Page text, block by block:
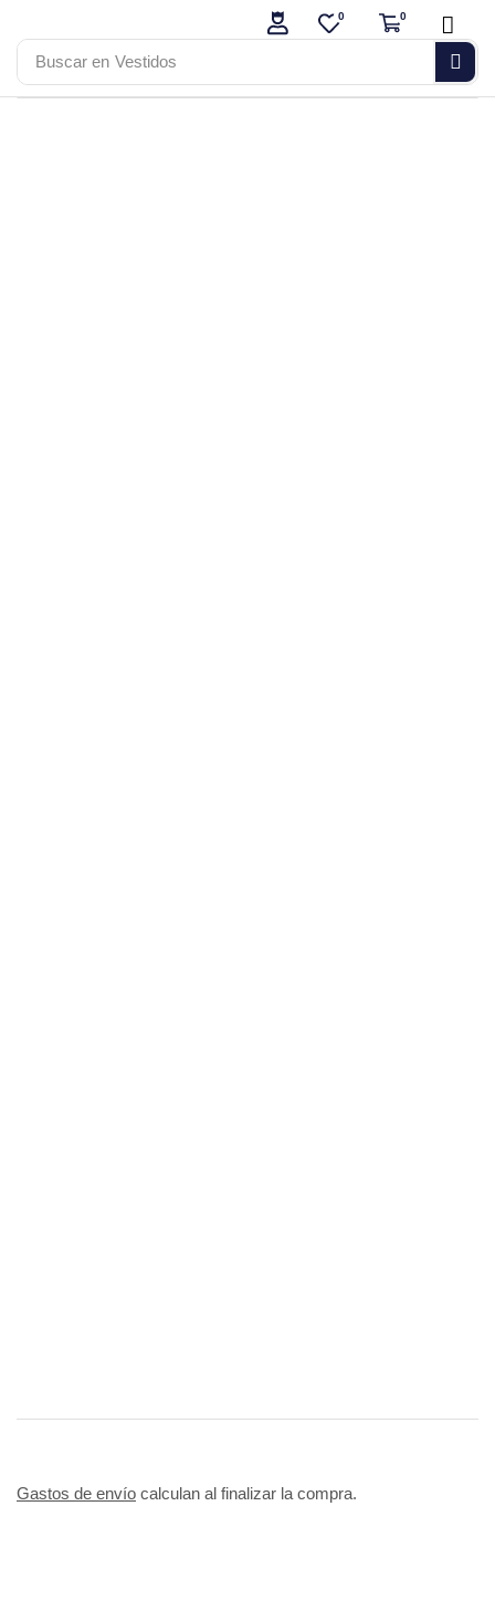
Buscar en Vestidos
0 0
Gastos de envío calculan al finalizar la compra.